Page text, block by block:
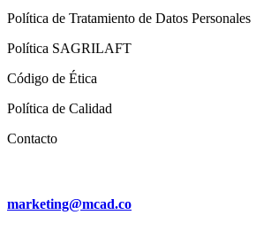
Política de Tratamiento de Datos Personales
Política SAGRILAFT
Código de Ética
Política de Calidad
Contacto
marketing@mcad.co